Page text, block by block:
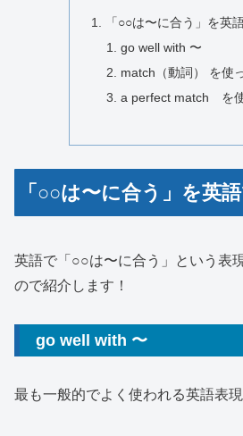
「○○は〜に合う」を英
go well with 〜
match（動詞） を使
a perfect match を
「○○は〜に合う」を英
英語で「○○は〜に合う」という表
ので紹介します！
go well with 〜
最も一般的でよく使われる英語表現